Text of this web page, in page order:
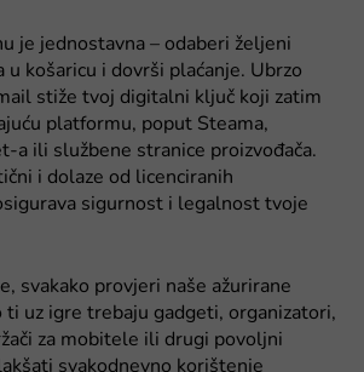
je jednostavna – odaberi željeni
u košaricu i dovrši plaćanje. Ubrzo
stiže tvoj digitalni ključ koji zatim
platformu, poput Steama,
a ili službene stranice proizvođača.
i dolaze od licenciranih
sigurnost i legalnost tvoje
svakako provjeri naše ažurirane
ti uz igre trebaju gadgeti, organizatori,
za mobitele ili drugi povoljni
svakodnevno korištenje